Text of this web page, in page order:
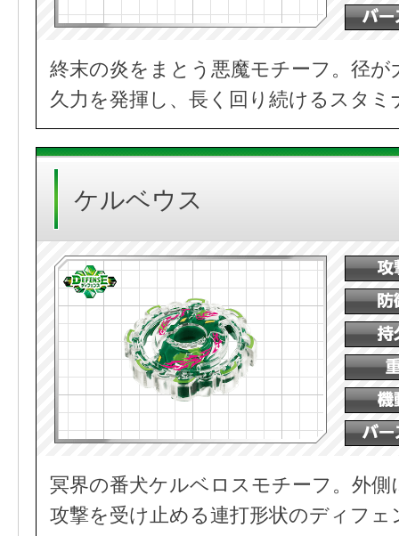
終末の炎をまとう悪魔モチーフ。径
久力を発揮し、長く回り続けるスタミ
ケルベウス
冥界の番犬ケルベロスモチーフ。外
攻撃を受け止める連打形状のディフ